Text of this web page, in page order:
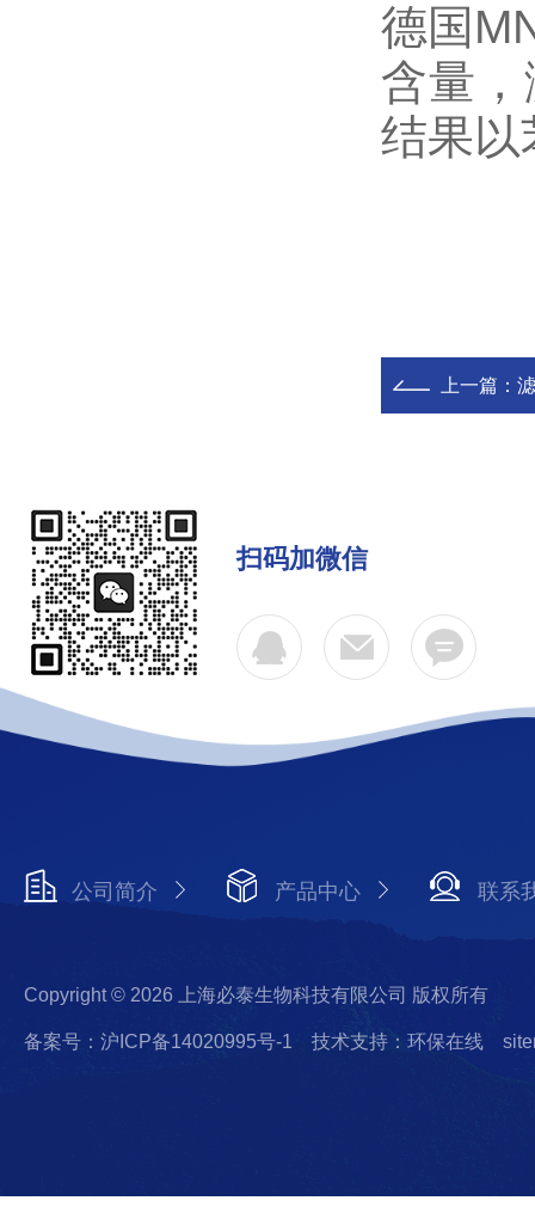
德国
含量
结果以
上一篇：
扫码加微信
公司简介 产品中心 联系
Copyright © 2026 上海必泰生物科技有限公司 版权所有
备案号：沪ICP备14020995号-1 技术支持：环保在线